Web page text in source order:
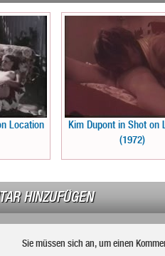
Location
Kim Dupont in Shot on
(1972)
HINZUFÜGEN
Sie müssen sich an, um einen